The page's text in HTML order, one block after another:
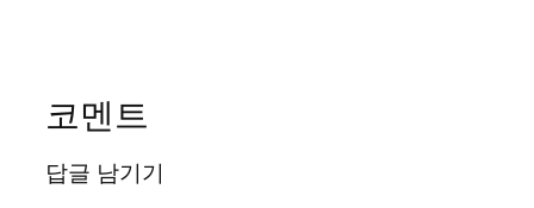
코멘트
답글 남기기